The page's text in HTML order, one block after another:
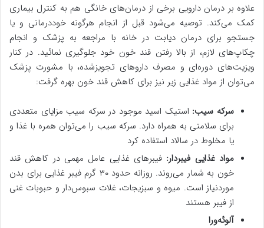
علاوه بر درمان‌ دارویی برخی از درمان‌های خانگی هم به کنترل بیماری
کمک می‌کند. توصیه می‌شود قبل از انجام هرگونه خوددرمانی و یا
جستجو برای درمان دیابت در خانه با مراجعه به پزشک و انجام
چکاپ‌های لازم، از بالا رفتن قند خون خود جلوگیری نمائید. در کنار
ویزیت‌های دوره‌ای و مصرف داروهای تجویزشده، با مشورت پزشک
می‌توان از مواد غذایی زیر نیز برای کاهش قند خون بهره گرفت:
سرکه سیب: استیک اسید موجود در سرکه سیب مزایای متعددی
برای سلامتی به همراه دارد. سرکه سیب را می‌توان همره با غذا و
یا مخلوط در سالاد استفاده کرد
مواد غذایی فیبردار: فیبرهای غذایی عامل مهمی در کاهش قند
خون به شمار می‌روند. روزانه حدود ۳۰ گرم فیبر غذایی برای بدن
موردنیاز است. میوه و سبزیجات، غلات سبوس‌دار و حبوبات غنی
از فیبر هستند
آلوئه‌ورا